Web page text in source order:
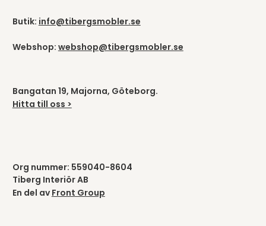
Butik: info@tibergsmobler.se
Webshop: webshop@tibergsmobler.se
Bangatan 19, Majorna, Göteborg.
Hitta till oss >
Org nummer: 559040-8604
Tiberg Interiör AB
En del av Front Group